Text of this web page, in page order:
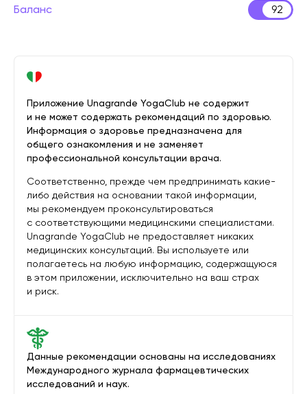
Баланс 92
Данные рекомендации основаны на исследованиях
Международного журнала фармацевтических
исследований и наук.
Приложение Unagrande YogaClub не содержит
и не может содержать рекомендаций по здоровью.
Информация о здоровье предназначена для
общего ознакомления и не заменяет
профессиональной консультации врача.
Соответственно, прежде чем предпринимать какие-
либо действия на основании такой информации,
мы рекомендуем проконсультироваться
с соответствующими медицинскими специалистами.
Unagrande YogaClub не предоставляет никаких
медицинских консультаций. Вы используете или
полагаетесь на любую информацию, содержащуюся
в этом приложении, исключительно на ваш страх
и риск.